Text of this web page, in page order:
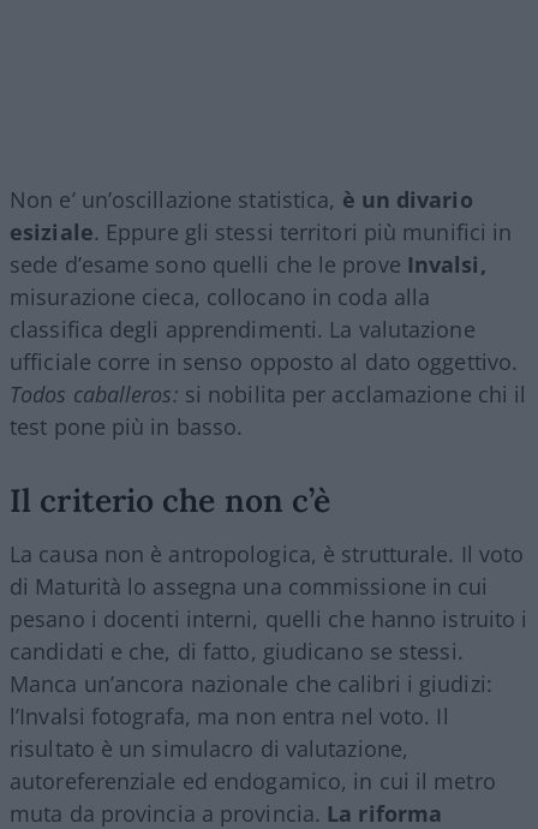
Non e’ un’oscillazione statistica, è un divario
esiziale. Eppure gli stessi territori più munifici in
sede d’esame sono quelli che le prove Invalsi,
misurazione cieca, collocano in coda alla
classifica degli apprendimenti. La valutazione
ufficiale corre in senso opposto al dato oggettivo.
Todos caballeros: si nobilita per acclamazione chi il
test pone più in basso.
Il criterio che non c’è
La causa non è antropologica, è strutturale. Il voto
di Maturità lo assegna una commissione in cui
pesano i docenti interni, quelli che hanno istruito i
candidati e che, di fatto, giudicano se stessi.
Manca un’ancora nazionale che calibri i giudizi:
l’Invalsi fotografa, ma non entra nel voto. Il
risultato è un simulacro di valutazione,
autoreferenziale ed endogamico, in cui il metro
muta da provincia a provincia. La riforma